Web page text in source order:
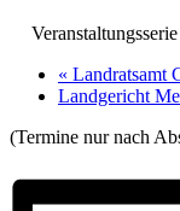
Veranstaltungsserie
« Landratsamt
Landgericht
(Termine nur nach